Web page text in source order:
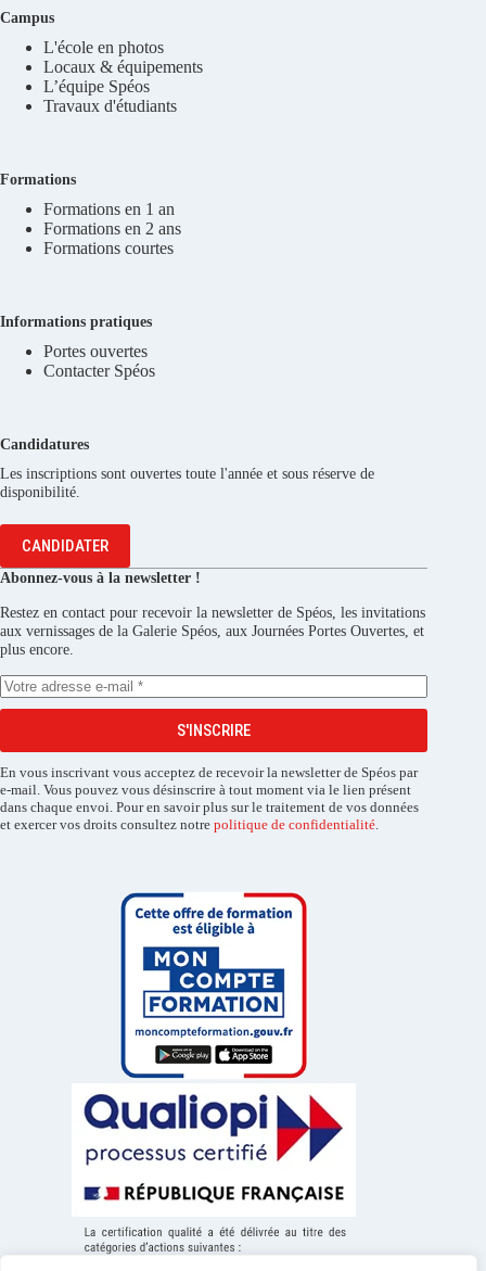
Campus
L'école en photos
Locaux & équipements
L’équipe Spéos
Travaux d'étudiants
Formations
Formations en 1 an
Formations en 2 ans
Formations courtes
Informations pratiques
Portes ouvertes
Contacter Spéos
Candidatures
Les inscriptions sont ouvertes toute l'année et sous réserve de
disponibilité.
CANDIDATER
Abonnez-vous à la newsletter !
Restez en contact pour recevoir la newsletter de Spéos, les invitations
aux vernissages de la Galerie Spéos, aux Journées Portes Ouvertes, et
plus encore.
S'INSCRIRE
En vous inscrivant vous acceptez de recevoir la newsletter de Spéos par
e-mail. Vous pouvez vous désinscrire à tout moment via le lien présent
dans chaque envoi. Pour en savoir plus sur le traitement de vos données
et exercer vos droits consultez notre politique de confidentialité.